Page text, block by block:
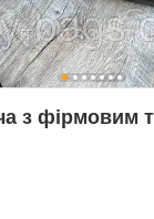
з фірмовим